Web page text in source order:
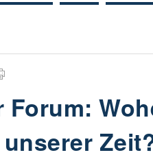
Forum: